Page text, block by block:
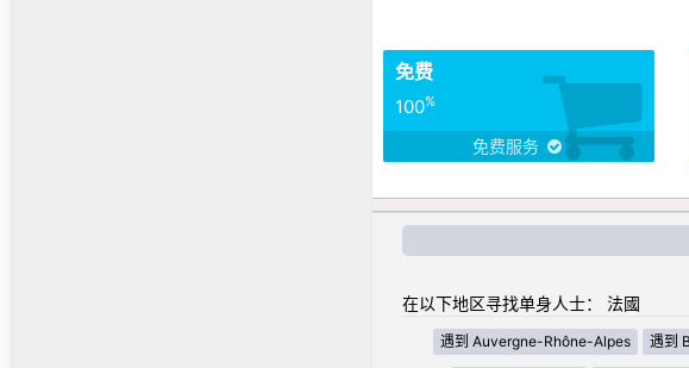
免费
100%
免费服务
在以下地区寻找单身人士： 法國
遇到 Auvergne-Rhône-Alpes 遇到